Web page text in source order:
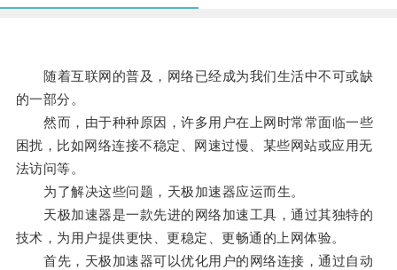
随着互联网的普及，网络已经成为我们生活中不可或缺
的一部分。
然而，由于种种原因，许多用户在上网时常常面临一些
困扰，比如网络连接不稳定、网速过慢、某些网站或应用无
法访问等。
为了解决这些问题，天极加速器应运而生。
天极加速器是一款先进的网络加速工具，通过其独特的
技术，为用户提供更快、更稳定、更畅通的上网体验。
首先，天极加速器可以优化用户的网络连接，通过自动